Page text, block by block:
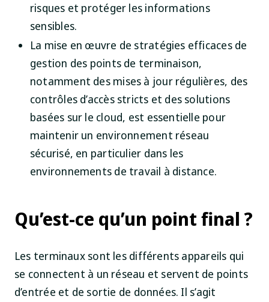
risques et protéger les informations
sensibles.
La mise en œuvre de stratégies efficaces de
gestion des points de terminaison,
notamment des mises à jour régulières, des
contrôles d’accès stricts et des solutions
basées sur le cloud, est essentielle pour
maintenir un environnement réseau
sécurisé, en particulier dans les
environnements de travail à distance.
Qu’est-ce qu’un point final ?
Les terminaux sont les différents appareils qui
se connectent à un réseau et servent de points
d’entrée et de sortie de données. Il s’agit